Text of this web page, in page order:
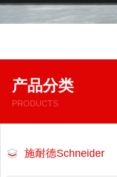
产品分类
PRODUCTS
施耐德Schneider